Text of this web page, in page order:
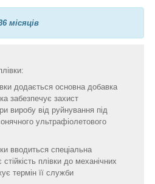
місяців
додається основна добавка
забезпечує захист
виробу від руйнування під
ультрафіолетового
вводиться спеціальна
плівки до механічних
термін її служби